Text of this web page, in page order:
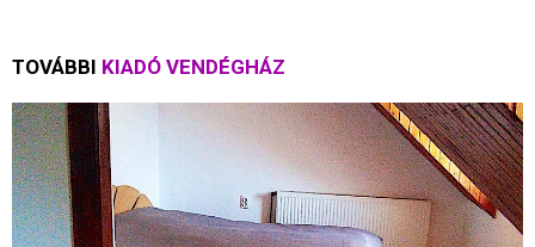
TOVÁBBI KIADÓ VENDÉGHÁZ